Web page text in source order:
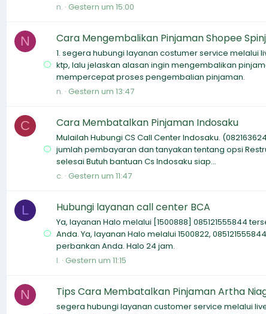
n. Gestern um 15:00
N Cara Mengembalikan Pinjaman Shopee
1. segera hubungi layanan costumer service melalui
ktp, lalu jelaskan alasan ingin mengembalikan
mempercepat proses pengembalian pinjaman.
n. Gestern um 13:47
C Cara Membatalkan Pinjaman Indosaku
Mulailah Hubungi CS Call Center Indosaku.
jumlah pembayaran dan tanyakan tentang opsi
selesai Butuh bantuan Cs Indosaku siap...
c. Gestern um 11:47
L Hubungi layanan call center BCA
Ya, layanan Halo melalui [1500888] 085121555844
Anda. Ya, layanan Halo melalui 1500822,
perbankan Anda. Halo 24 jam.
l. Gestern um 11:15
N Tips Cara Membatalkan Pinjaman Artha
segera hubungi layanan customer service melalui